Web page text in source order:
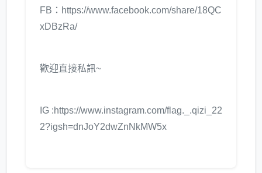
FB：https://www.facebook.com/share/18QC
xDBzRa/
歡迎直接私訊~
IG :https://www.instagram.com/flag._.qizi_22
2?igsh=dnJoY2dwZnNkMW5x